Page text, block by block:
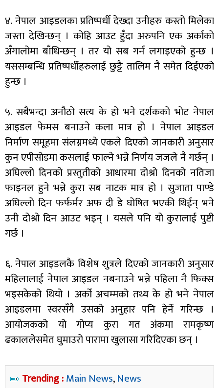
४. नेपाल आइडलका प्रतिष्पर्धी देख्दा उनीहरु कस्तो मिलेका
जस्ता देखिन्छन् । कोहि आउट हुँदा अरुपनि एक अर्काको
अँगालोमा बाँधिन्छन् । तर यो सब गर्न लगाइएको हुन्छ ।
यससम्बन्धि प्रतिष्पर्धीहरुलाई छुट्टै तालिम नै समेत दिईएको
हुन्छ ।
५. सबैभन्दा अनौठो सत्य के हो भने दर्शकको भोट नेपाल
आइडल फेमस बनाउने कला मात्र हो । नेपाल आइडल
निर्माण समूहमा संलग्नमध्ये एकले दिएको जानकारी अनुसार
कुन एपीसोडमा कसलाई फाल्ने भन्ने निर्णय जजले नै गर्छन् ।
अघिल्लो दिनको प्रस्तुतीको आधारमा दोश्रो दिनको नतिजा
फाइनल हुने भन्ने कुरा सब नाटक मात्र हो । सुजाता पाण्डे
अघिल्लो दिन फर्फर्मर अफ दी डे घोषित भएकी थिईन् भने
उनी दोश्रो दिन आउट भइन् । यसले पनि यो कुरालाई पुष्टी
गर्छ ।
६. नेपाल आइडलकै विशेष शुत्रले दिएको जानकारी अनुसार
महिलालाई नेपाल आइडल नबनाउने भन्ने पहिला नै फिक्स
भइसकेको थियो । अर्को अचम्मको तथ्य के हो भने नेपाल
आइडलमा स्वरसँगै उसको अनुहार पनि हेर्ने गरिन्छ ।
आयोजकको यो गोप्य कुरा गत अंकमा रामकृष्ण
ढकाललेसमेत घुमाउरो पारामा खुलासा गरिदिएका छन् ।
Trending :Main News,News